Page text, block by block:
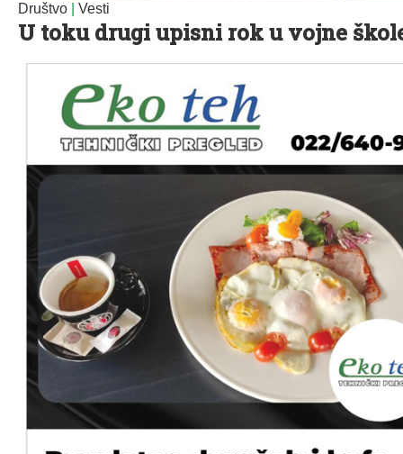
Društvo Vesti
U toku drugi upisni rok u vojne